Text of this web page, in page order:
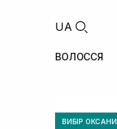
UA
ВОЛОССЯ
ВИБІР ОКСАНИ